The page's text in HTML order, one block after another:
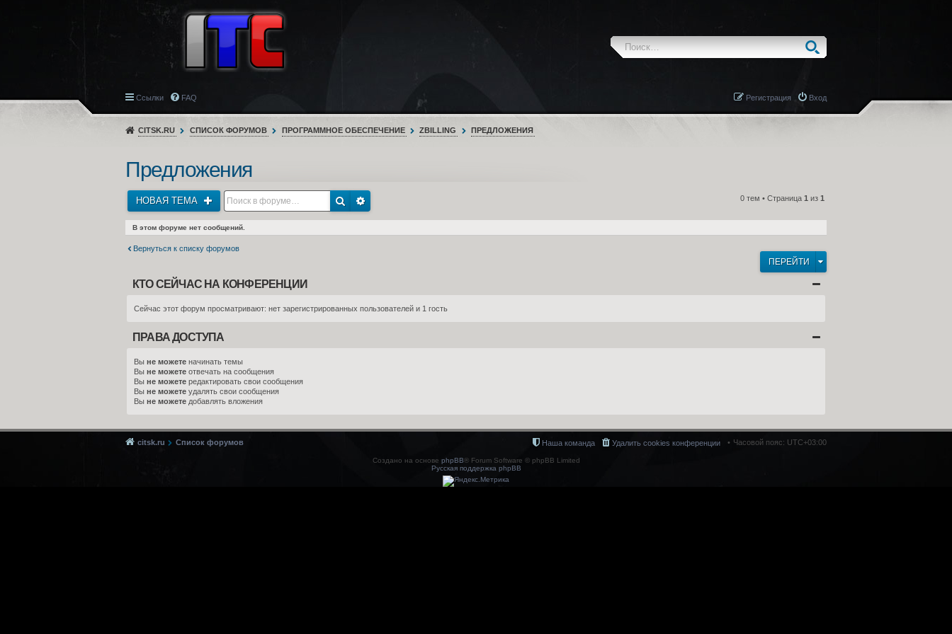
Ссылки FAQ Вход
Регистрация
CITSK.RU СПИСОК ФОРУМОВ ПРОГРАММНОЕ ОБЕСПЕЧЕНИЕ ZBILLING ПРЕДЛОЖЕНИЯ
Предложения
НОВАЯ ТЕМА 0 тем • Страница 1 из 1
В этом форуме нет сообщений.
Вернуться к списку форумов
ПЕРЕЙТИ
КТО СЕЙЧАС НА КОНФЕРЕНЦИИ
Сейчас этот форум просматривают: нет зарегистрированных пользователей и 1 гость
ПРАВА ДОСТУПА
Вы не можете начинать темы
Вы не можете отвечать на сообщения
Вы не можете редактировать свои сообщения
Вы не можете удалять свои сообщения
Вы не можете добавлять вложения
citsk.ru Список форумов Часовой пояс: UTC+03:00
Удалить cookies конференции
Наша команда
Создано на основе phpBB® Forum Software © phpBB Limited
Русская поддержка phpBB